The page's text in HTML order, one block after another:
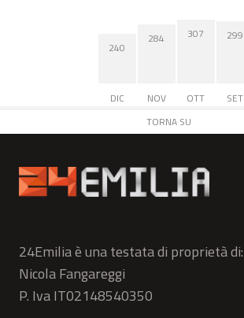
240
DIC
284
NOV
307
OTT
299
SET
TORNA SU
24Emilia è una testata di proprietà di:
Nicola Fangareggi
P. Iva IT02148540350